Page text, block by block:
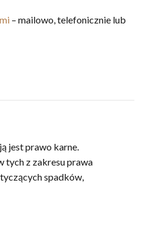
– mailowo, telefonicznie lub
jest prawo karne.
tych z zakresu prawa
spadków,